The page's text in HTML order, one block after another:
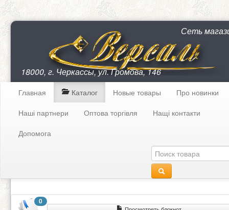
Сеть
18000, г. Черкассы, ул. Громова, 146
Главная Каталог Новые товары
Про новинки
Наші партнери
Оптова торгівля
Нащі контакти
Допомога
0